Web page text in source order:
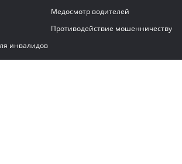
Медосмотр водителей
Противодействие мошенничеству
инвалидов